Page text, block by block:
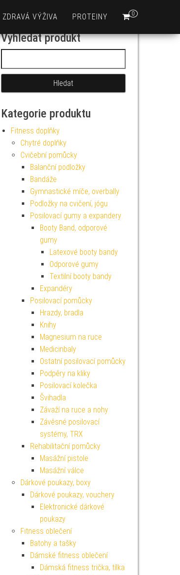
0
ZDRAVÁ VÝŽIVA PROTEINY
Vyhledat produkt
Kategorie produktu
Fitness doplňky
Chytré doplňky
Cvičební pomůcky
Balanční podložky
Bandáže
Gymnastické míče, overbally
Podložky na cvičení, jógu
Posilovací gumy a expandery
Booty Band, odporové
gumy
Latexové booty bandy
Odporové gumy
Textilní booty bandy
Expandéry
Posilovací pomůcky
Hrazdy, bradla
Knihy
Magnesium na ruce
Medicinbaly
Ostatní posilovací pomůcky
Podpěry na kliky
Posilovací kolečka
Švihadla
Závaží na ruce a nohy
Závěsné posilovací
systémy, TRX
Rehabilitační pomůcky
Masážní pistole
Masážní válce
Dárkové poukazy, boxy
Dárkové poukazy, vouchery
Elektronické dárkové
poukazy
Fitness oblečení
Batohy a tašky
Dámské fitness oblečení
Dámská fitness trička, tílka